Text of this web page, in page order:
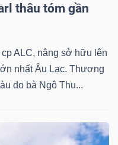
thâu tóm gần
ALC, nâng sở hữu lên
nhất Âu Lạc. Thương
do bà Ngô Thu...